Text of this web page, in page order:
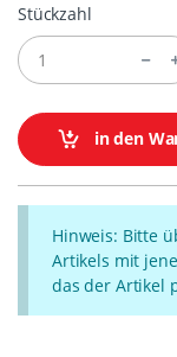
Stückzahl
in den
Hinweis: Bitte
Artikels mit
das der Artikel